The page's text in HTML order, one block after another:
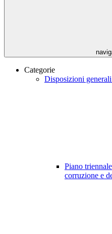
Categorie
Disposizioni generali
Piano
corruzione e